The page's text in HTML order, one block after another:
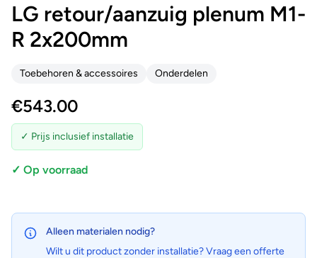
LG retour/aanzuig plenum M1-
R 2x200mm
Toebehoren & accessoires Onderdelen
€543.00
✓ Prijs inclusief installatie
✓ Op voorraad
Alleen materialen nodig?
Wilt u dit product zonder installatie? Vraag een offerte